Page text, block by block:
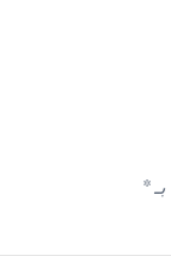
*